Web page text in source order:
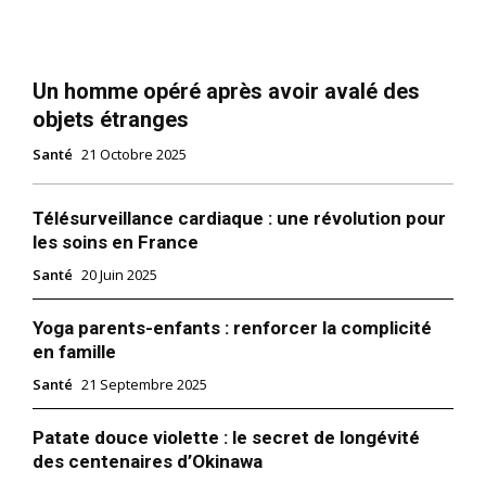
Un homme opéré après avoir avalé des
objets étranges
Santé 21 Octobre 2025
Télésurveillance cardiaque : une révolution pour
les soins en France
Santé 20 Juin 2025
Yoga parents-enfants : renforcer la complicité
en famille
Santé 21 Septembre 2025
Patate douce violette : le secret de longévité
des centenaires d’Okinawa